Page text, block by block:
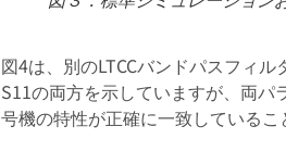
図4は、別のLTCCバンドパスフィ
S11の両方を示していますが、両
号機の特性が正確に一致しているこ